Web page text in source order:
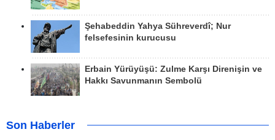
Şehabeddin Yahya Sühreverdî; Nur
felsefesinin kurucusu
Erbain Yürüyüşü: Zulme Karşı Direnişin ve
Hakkı Savunmanın Sembolü
Son Haberler